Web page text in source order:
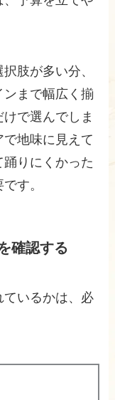
肢が多い分、
ンまで幅広く揃
で選んでしま
地味に見えて
りにくかった
す。
確認する
いるかは、必